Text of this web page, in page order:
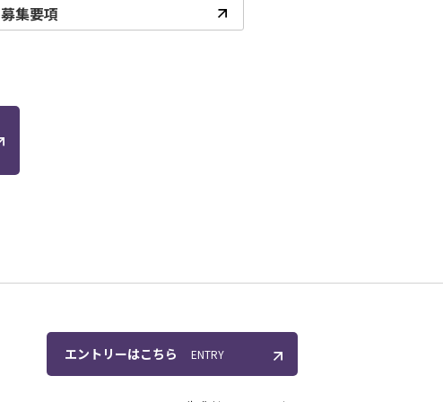
募集要項
エントリーはこちら ENTRY